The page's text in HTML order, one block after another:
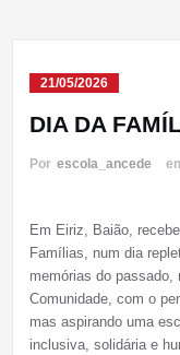
21/05/2026
DIA DA
Por escola_ancede
Em Eiriz, Baião,
Famílias, num dia
memórias do passado,
Comunidade, com o
mas aspirando uma
inclusiva, solidária e